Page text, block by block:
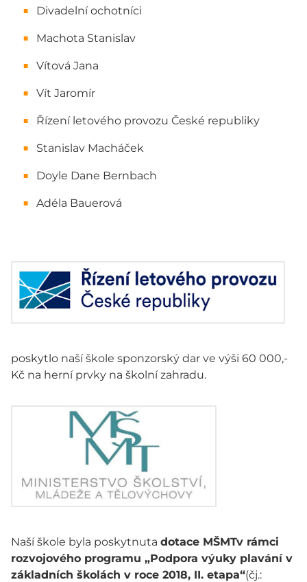
Divadelní ochotníci
Machota Stanislav
Vítová Jana
Vít Jaromír
Řízení letového provozu České republiky
Stanislav Macháček
Doyle Dane Bernbach
Adéla Bauerová
poskytlo naší škole sponzorský dar ve výši 60 000,-
Kč na herní prvky na školní zahradu.
Naší škole byla poskytnuta dotace MŠMTv rámci
rozvojového programu „Podpora výuky plavání v
základních školách v roce 2018, II. etapa“(čj.: